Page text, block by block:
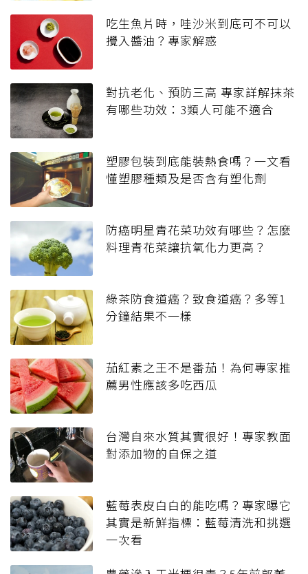
吃生魚片時，哇沙米到底可不可以
攪入醬油？專家解惑
對抗老化、預防三高 專家詳解抹茶
有哪些功效：3類人可能不適合
塑膠包裝到底能裝熱食嗎？一文看
懂塑膠種類及是否含有塑化劑
防癌明星青花菜功效有哪些？怎麼
料理青花菜讓抗氧化力更高？
綠茶防食道癌？致食道癌？多等1
分鐘結果不一樣
茄紅素之王不是番茄！為何專家推
薦男性應該多吃西瓜
台灣自來水質其實很好！專家教面
對添加物的自保之道
藍莓表皮白白的能吃嗎？專家曝它
其實是新鮮指標：藍莓清洗和挑選
一次看